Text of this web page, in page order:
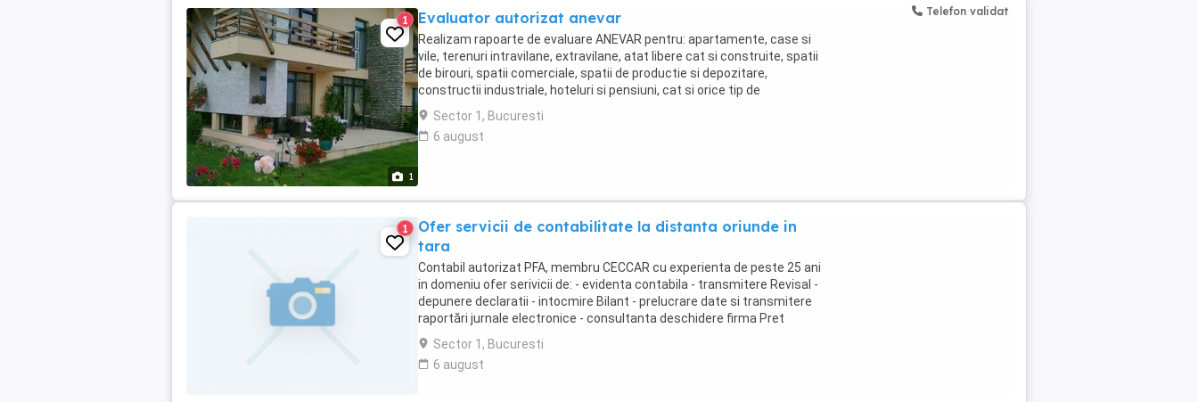
1
1 Evaluator autorizat anevar
Realizam rapoarte de evaluare ANEVAR pentru: apartamente, case si
vile, terenuri intravilane, extravilane, atat libere cat si construite, spatii
de birouri, spatii comerciale, spatii de productie si depozitare,
constructii industriale, hoteluri si pensiuni, cat si orice tip de
constructie speciala, Evaluare ...
Sector 1, Bucuresti
6 august
Telefon validat
1
Ofer servicii de contabilitate la distanta oriunde in
tara
Contabil autorizat PFA, membru CECCAR cu experienta de peste 25 ani
in domeniu ofer serivicii de: - evidenta contabila - transmitere Revisal -
depunere declaratii - intocmire Bilant - prelucrare date si transmitere
raportări jurnale electronice - consultanta deschidere firma Pret
negociabil in functie ...
Sector 1, Bucuresti
6 august